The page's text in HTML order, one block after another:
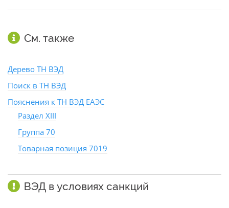
См. также
Дерево ТН ВЭД
Поиск в ТН ВЭД
Пояснения к ТН ВЭД ЕАЭС
Раздел XIII
Группа 70
Товарная позиция 7019
ВЭД в условиях санкций